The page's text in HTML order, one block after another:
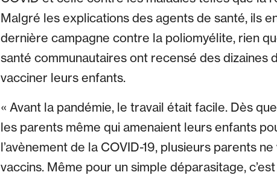
Malgré les explications des agents de santé, ils
dernière campagne contre la poliomyélite, rien
santé communautaires ont recensé des dizaines
vacciner leurs enfants.
« Avant la pandémie, le travail était facile. Dès
les parents même qui amenaient leurs enfants
l’avènement de la COVID-19, plusieurs parents
vaccins. Même pour un simple déparasitage,